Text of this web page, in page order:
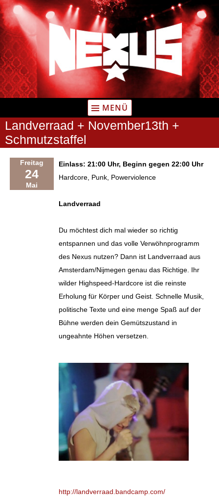
Zum
Inhalt
springen
MENÜ
Landverraad + November13th +
Schmutzstaffel
Freitag
24
Mai
Einlass: 21:00 Uhr, Beginn gegen 22:00 Uhr
Hardcore, Punk, Powerviolence
Landverraad
Du möchtest dich mal wieder so richtig
entspannen und das volle Verwöhnprogramm
des Nexus nutzen? Dann ist Landverraad aus
Amsterdam/Nijmegen genau das Richtige. Ihr
wilder Highspeed-Hardcore ist die reinste
Erholung für Körper und Geist. Schnelle Musik,
politische Texte und eine menge Spaß auf der
Bühne werden dein Gemütszustand in
ungeahnte Höhen versetzen.
http://landverraad.bandcamp.com/